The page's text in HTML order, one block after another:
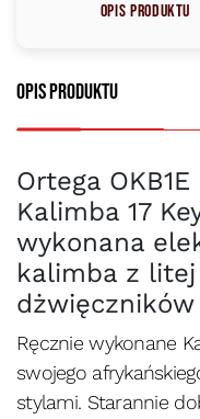
Opis produktu
Opis produktu
Ortega
Kalimba 17
wykonana
kalimba z litej
dżwięczników
Ręcznie wykonane
swojego
stylami. Starannie